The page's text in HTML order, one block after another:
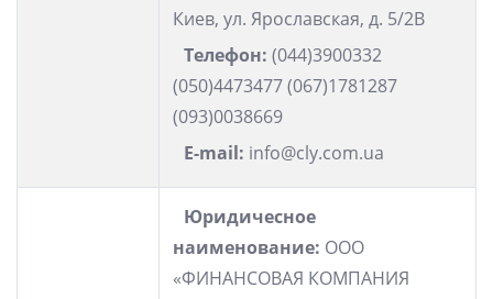
Киев, ул. Ярославская, д. 5/2В
Телефон: (044)3900332
(050)4473477 (067)1781287
(093)0038669
E-mail: info@cly.com.ua
Юридичесное
наименование: ООО
«ФИНАНСОВАЯ КОМПАНИЯ